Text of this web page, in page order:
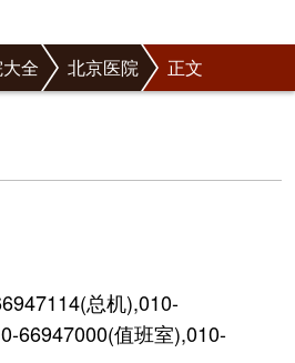
全 北京医院 正文
总机),010-
66947000(值班室),010-